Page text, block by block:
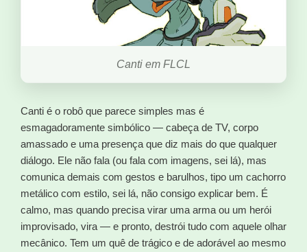
Canti em FLCL
Canti é o robô que parece simples mas é
esmagadoramente simbólico — cabeça de TV, corpo
amassado e uma presença que diz mais do que qualquer
diálogo. Ele não fala (ou fala com imagens, sei lá), mas
comunica demais com gestos e barulhos, tipo um cachorro
metálico com estilo, sei lá, não consigo explicar bem. É
calmo, mas quando precisa virar uma arma ou um herói
improvisado, vira — e pronto, destrói tudo com aquele olhar
mecânico. Tem um quê de trágico e de adorável ao mesmo